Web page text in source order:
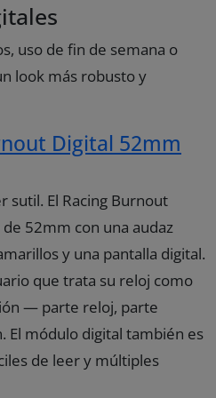
uso de fin de semana o
look más robusto y
Digital 52mm
sutil. El Racing Burnout
52mm con una audaz
y una pantalla digital.
que trata su reloj como
— parte reloj, parte
El módulo digital también es
de leer y múltiples